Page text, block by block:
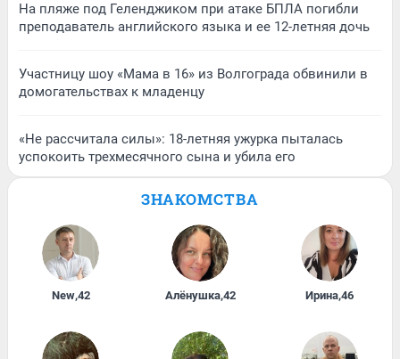
На пляже под Геленджиком при атаке БПЛА погибли
преподаватель английского языка и ее 12-летняя дочь
Участницу шоу «Мама в 16» из Волгограда обвинили в
домогательствах к младенцу
«Не рассчитала силы»: 18-летняя ужурка пыталась
успокоить трехмесячного сына и убила его
ЗНАКОМСТВА
New,42 Алёнушка,42 Ирина,46